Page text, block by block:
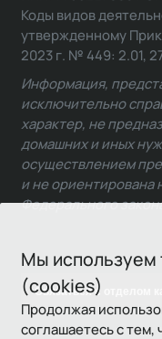
Мы используем
(cookies)
Продолжая
соглашаетесь с
Связаться с отделом
Коды видов
утвержденному
2023 г. № 449: 2.01,
Информация,
исключительно
характер, не
домашних и иных
осуществлением
и не ориентирована
Федерального